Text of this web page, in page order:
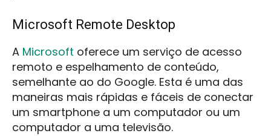
Microsoft Remote Desktop
A Microsoft oferece um serviço de acesso
remoto e espelhamento de conteúdo,
semelhante ao do Google. Esta é uma das
maneiras mais rápidas e fáceis de conectar
um smartphone a um computador ou um
computador a uma televisão.